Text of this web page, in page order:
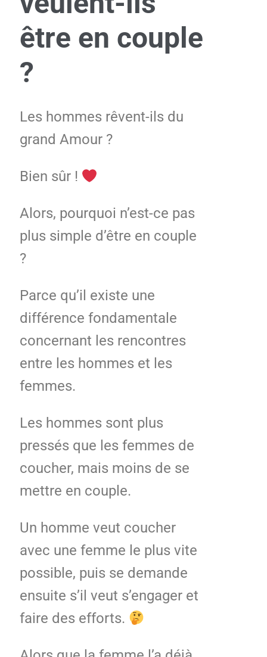
être en couple
?
Les hommes rêvent-ils du
grand Amour ?
Bien sûr !
Alors, pourquoi n’est-ce pas
plus simple d’être en couple
?
Parce qu’il existe une
différence fondamentale
concernant les rencontres
entre les hommes et les
femmes.
Les hommes sont plus
pressés que les femmes de
coucher, mais moins de se
mettre en couple.
Un homme veut coucher
avec une femme le plus vite
possible, puis se demande
ensuite s’il veut s’engager et
faire des efforts.